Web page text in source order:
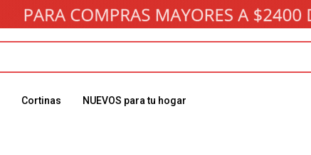
Cortinas NUEVOS para tu hogar